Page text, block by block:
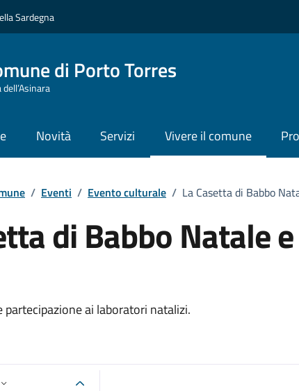
Sardegna
di Porto Torres
dell’Asinara
Novità Servizi Vivere il comune
/ Eventi / Evento culturale / La Casetta di Babbo
di Babbo Natale
dell'evento
partecipazione ai laboratori natalizi.